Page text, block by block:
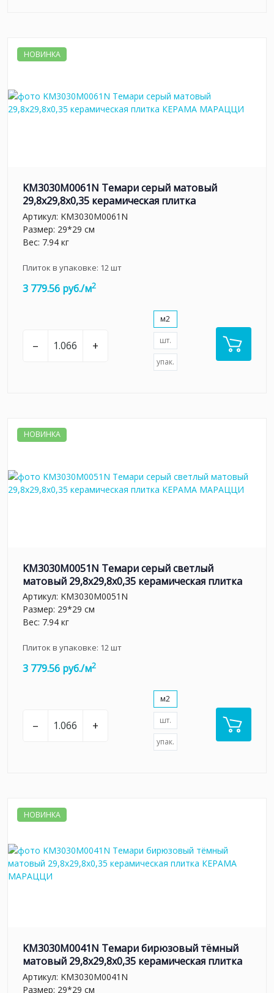
НОВИНКА
KM3030M0061N Темари серый матовый
29,8x29,8x0,35 керамическая плитка
Артикул: KM3030M0061N
Размер: 29*29 см
Вес: 7.94 кг
Плиток в упаковке: 12шт
3 779.56 руб./м2
– +
м2
шт.
упак.
НОВИНКА
KM3030M0051N Темари серый светлый
матовый 29,8x29,8x0,35 керамическая плитка
Артикул: KM3030M0051N
Размер: 29*29 см
Вес: 7.94 кг
Плиток в упаковке: 12шт
3 779.56 руб./м2
– +
м2
шт.
упак.
НОВИНКА
KM3030M0041N Темари бирюзовый тёмный
матовый 29,8x29,8x0,35 керамическая плитка
Артикул: KM3030M0041N
Размер: 29*29 см